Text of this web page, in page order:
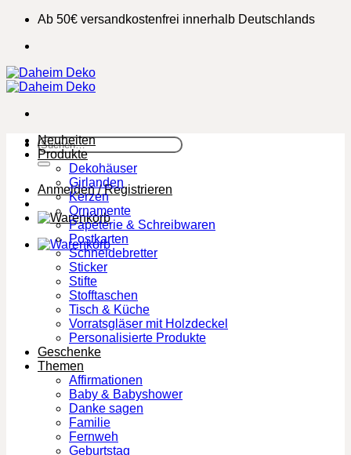
Zum
springen
Ab 50€ versandkostenfrei innerhalb Deutschlands
Suchen
nach:
Anmelden / Registrieren
Neuheiten
Produkte
Dekohäuser
Girlanden
Kerzen
Ornamente
Papeterie & Schreibwaren
Postkarten
Schneidebretter
Sticker
Stifte
Stofftaschen
Tisch & Küche
Vorratsgläser mit Holzdeckel
Personalisierte Produkte
Geschenke
Themen
Affirmationen
Baby & Babyshower
Danke sagen
Familie
Fernweh
Geburtstag